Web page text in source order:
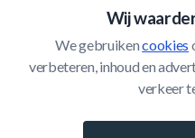
Wij
We gebruiken cookies
verbeteren, inhoud en
verkeer
Categorieën
Schrijf Ons